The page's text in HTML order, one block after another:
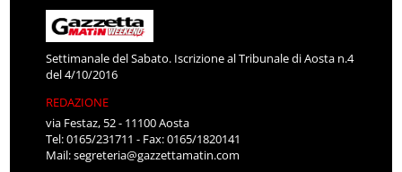
Settimanale del Sabato. Iscrizione al Tribunale di Aosta n.4
del 4/10/2016
REDAZIONE
via Festaz, 52 - 11100 Aosta
Tel: 0165/231711 - Fax: 0165/1820141
Mail:segreteria@gazzettamatin.com